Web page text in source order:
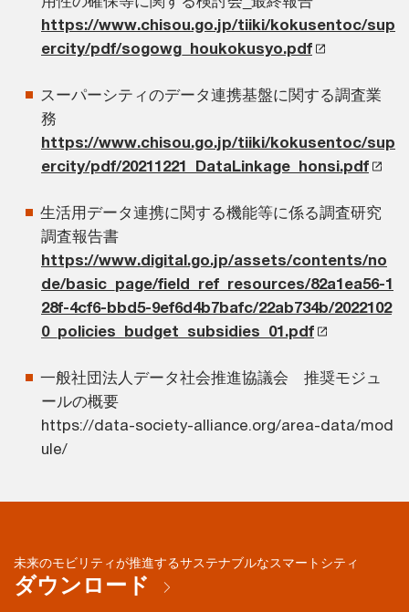
https://www.chisou.go.jp/tiiki/kokusentoc/sup
ercity/pdf/sogowg_houkokusyo.pdf
スーパーシティのデータ連携基盤に関する調査業
務
https://www.chisou.go.jp/tiiki/kokusentoc/sup
ercity/pdf/20211221_DataLinkage_honsi.pdf
生活用データ連携に関する機能等に係る調査研究
調査報告書
https://www.digital.go.jp/assets/contents/no
de/basic_page/field_ref_resources/82a1ea56-1
28f-4cf6-bbd5-9ef6d4b7bafc/22ab734b/2022102
0_policies_budget_subsidies_01.pdf
一般社団法人データ社会推進協議会 推奨モジュ
ールの概要
https://data-society-alliance.org/area-data/mod
ule/
未来のモビリティが推進するサステナブルなスマートシティ
ダウンロード